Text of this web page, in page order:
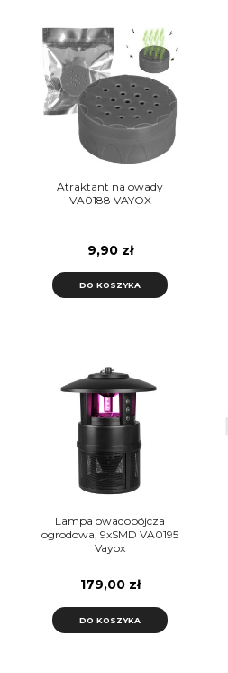
Atraktant na owady
VA0188 VAYOX
9,90 zł
DO KOSZYKA
Lampa owadobójcza
ogrodowa, 9xSMD VA0195
Vayox
179,00 zł
DO KOSZYKA